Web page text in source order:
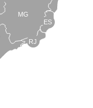
MG
RJ
ES